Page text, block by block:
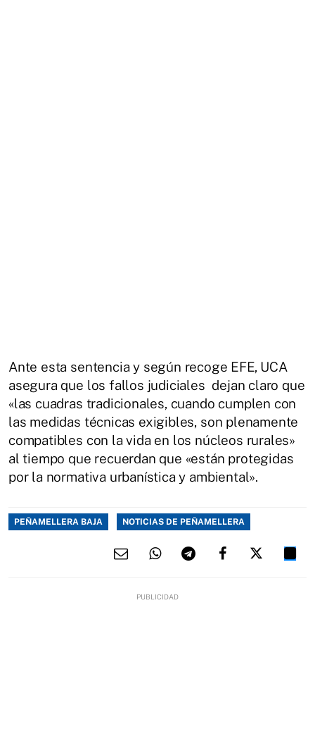
Ante esta sentencia y según recoge EFE, UCA
asegura que los fallos judiciales dejan claro que
«las cuadras tradicionales, cuando cumplen con
las medidas técnicas exigibles, son plenamente
compatibles con la vida en los núcleos rurales»
al tiempo que recuerdan que «están protegidas
por la normativa urbanística y ambiental».
PEÑAMELLERA BAJA NOTICIAS DE PEÑAMELLERA